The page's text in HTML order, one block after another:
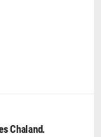
Chaland.